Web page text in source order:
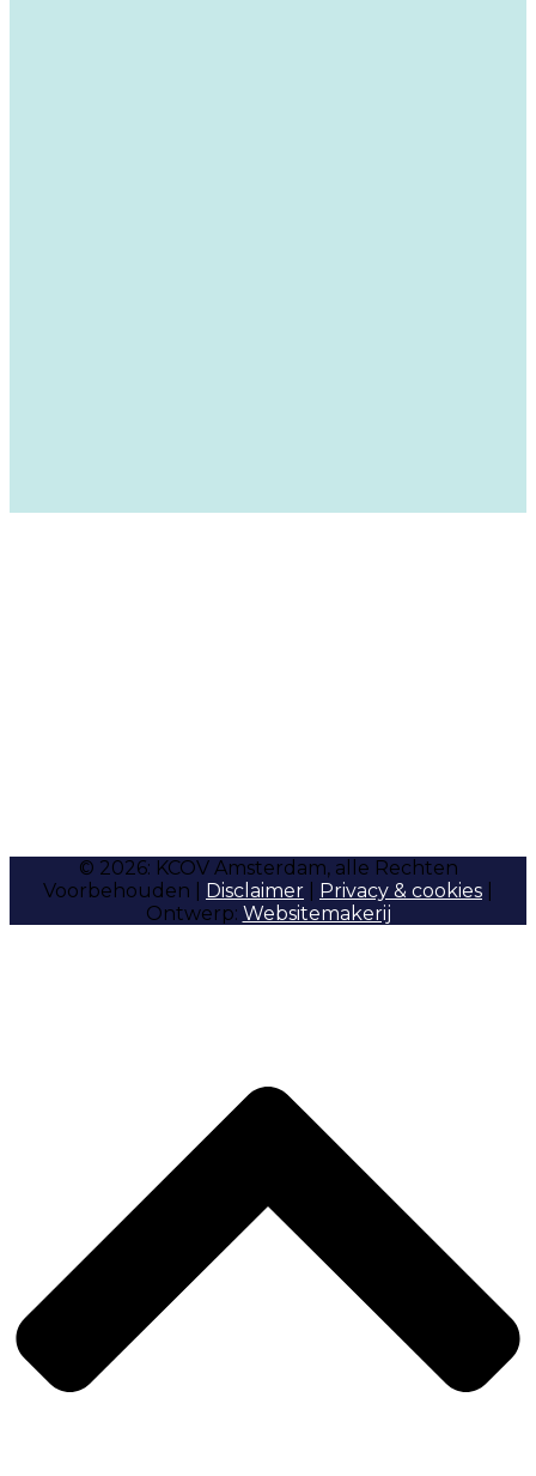
© 2026: KCOV Amsterdam, alle Rechten
Voorbehouden | Disclaimer Privacy & cookies
Ontwerp: Websitemakerij